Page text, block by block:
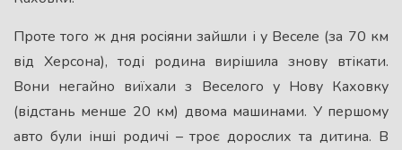
Проте того ж дня росіяни зайшли і у Веселе (за 70 км
від Херсона), тоді родина вирішила знову втікати.
Вони негайно виїхали з Веселого у Нову Каховку
(відстань менше 20 км) двома машинами. У першому
авто були інші родичі – троє дорослих та дитина. В